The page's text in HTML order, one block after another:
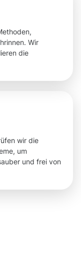
Wir
die
wir die
um
und frei von